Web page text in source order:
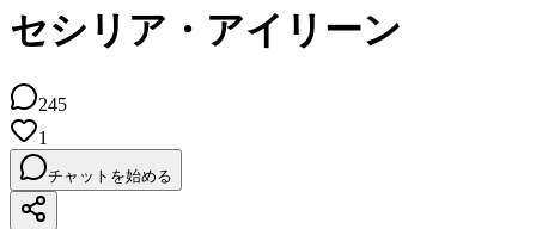
セシリア・アイリーン
245
1
チャットを始める